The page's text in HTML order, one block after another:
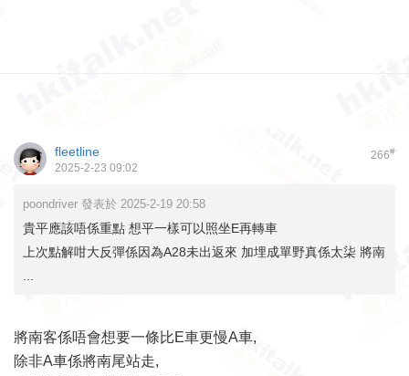
266#
fleetline
2025-2-23 09:02
poondriver 發表於 2025-2-19 20:58
貴平應該唔係重點 想平一樣可以照坐E再轉車
上次點解咁大反彈係因為A28未出返來 加埋成單野真係太柒 將南
將南客係唔會想要一條比E車更慢A車,
除非A車係將南尾站走,